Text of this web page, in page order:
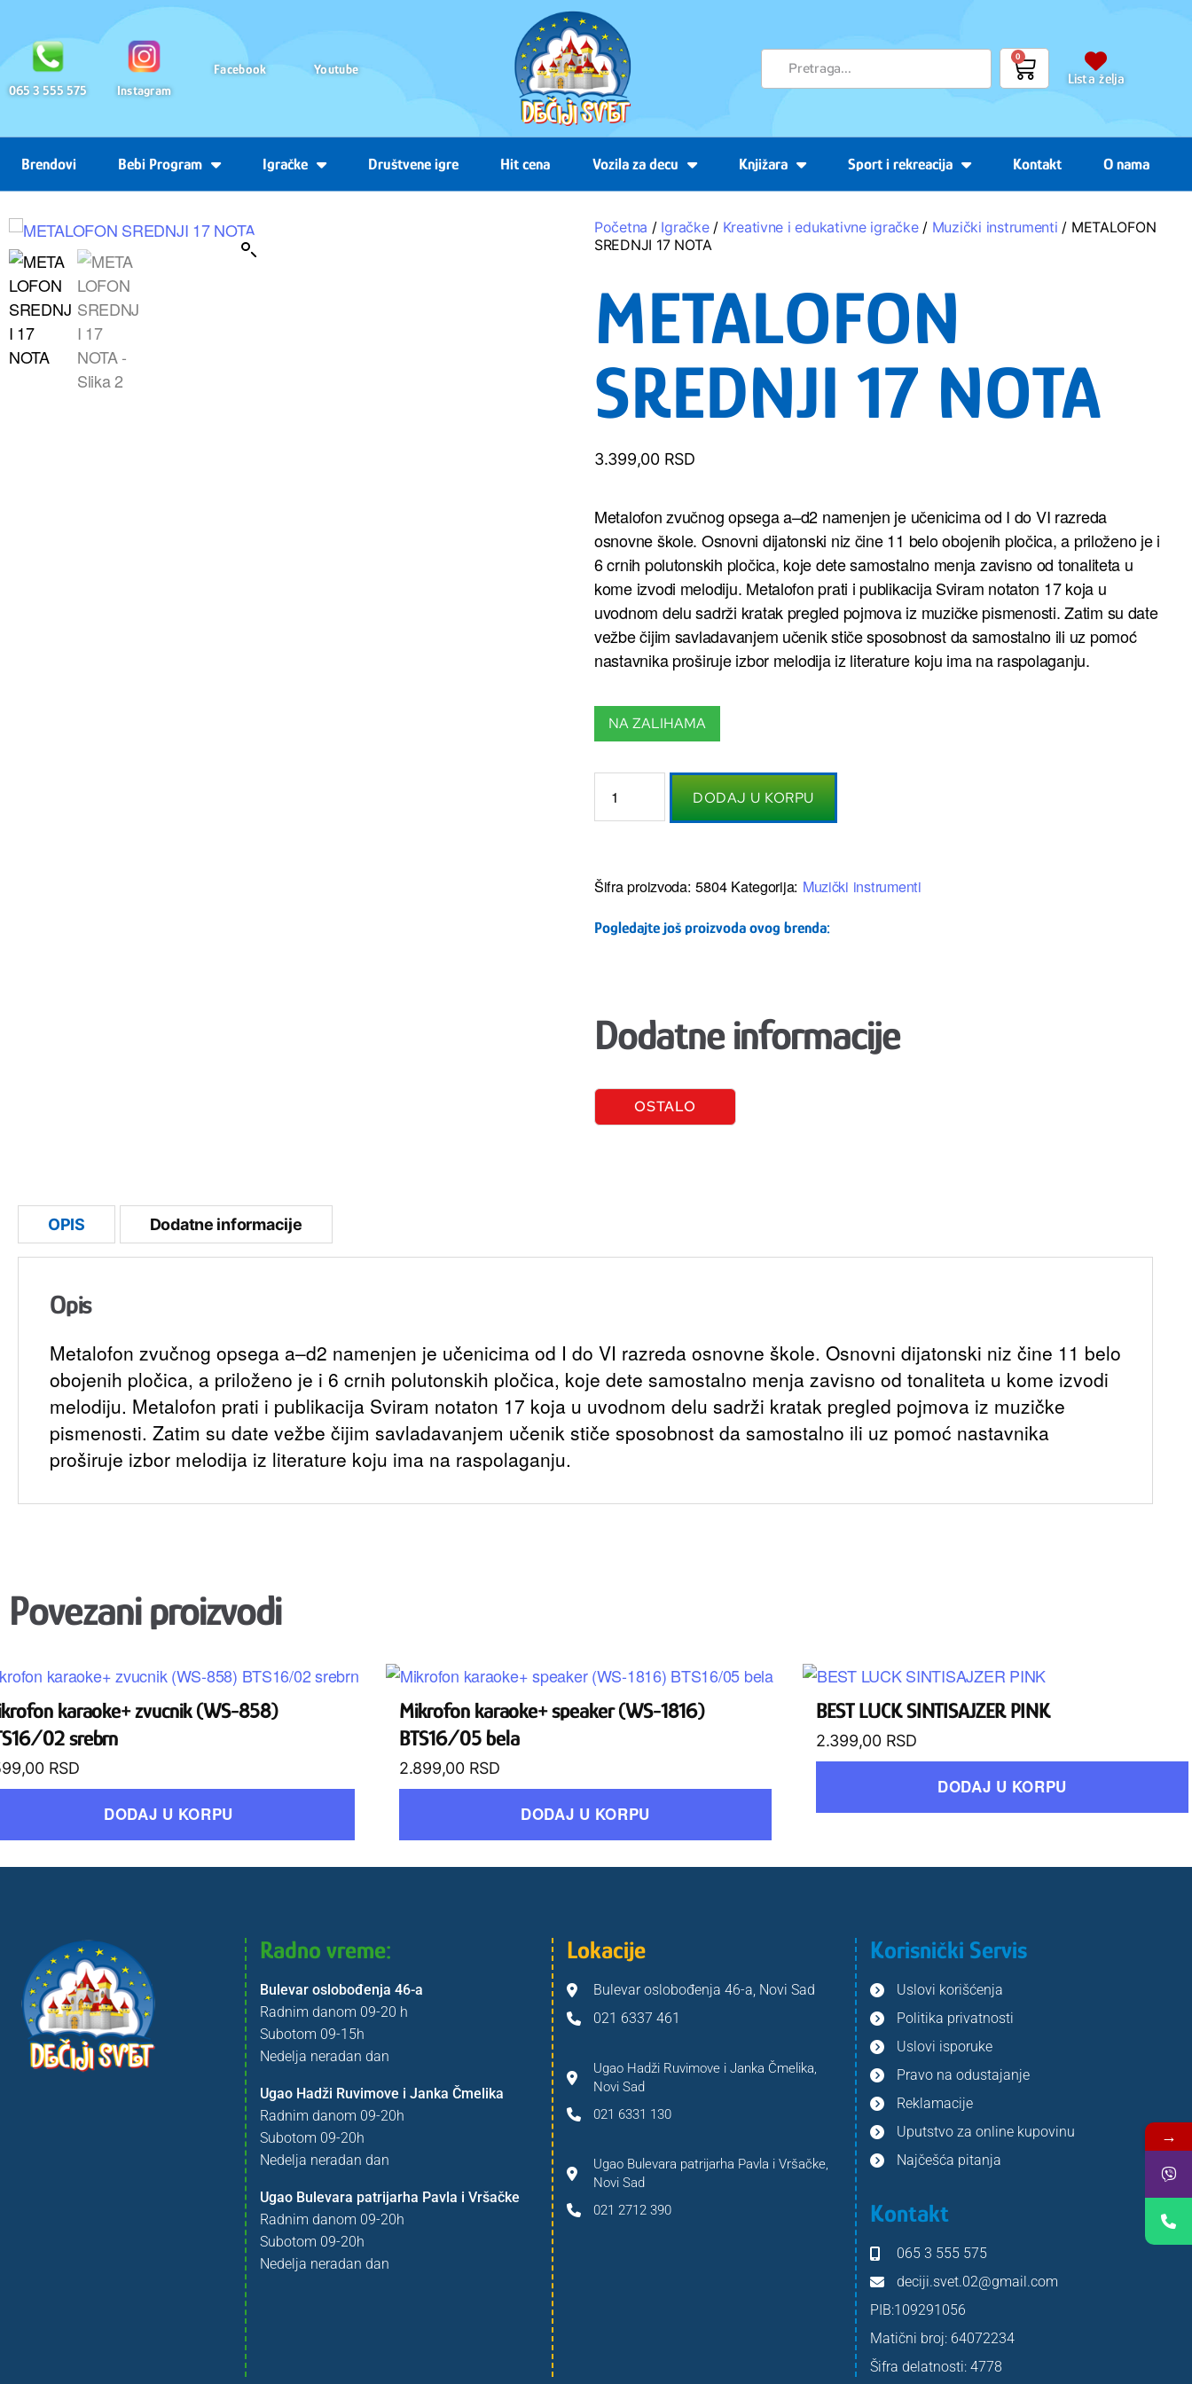
065 3 555 575 Instagram
Facebook Youtube
0
Lista želja
Brendovi Bebi Program Igračke Društvene igre Hit cena Vozila za decu Knjižara Sport i rekreacija Kontakt O nama
Početna / Igračke/ Kreativne i edukativne igračke/ Muzički instrumenti / METALOFON
SREDNJI 17 NOTA
METALOFON
SREDNJI 17 NOTA
3.399,00 RSD
Metalofon zvučnog opsega a–d2 namenjen je učenicima od I do VI razreda
osnovne škole. Osnovni dijatonski niz čine 11 belo obojenih pločica, a priloženo je i
6 crnih polutonskih pločica, koje dete samostalno menja zavisno od tonaliteta u
kome izvodi melodiju. Metalofon prati i publikacija Sviram notaton 17 koja u
uvodnom delu sadrži kratak pregled pojmova iz muzičke pismenosti. Zatim su date
vežbe čijim savladavanjem učenik stiče sposobnost da samostalno ili uz pomoć
nastavnika proširuje izbor melodija iz literature koju ima na raspolaganju.
NA ZALIHAMA
DODAJ U KORPU
Šifra proizvoda:5804 Kategorija: Muzički instrumenti
Pogledajte još proizvoda ovog brenda:
Dodatne informacije
OSTALO
OPIS Dodatne informacije
Opis
Metalofon zvučnog opsega a–d2 namenjen je učenicima od I do VI razreda osnovne škole. Osnovni dijatonski niz čine 11 belo
obojenih pločica, a priloženo je i 6 crnih polutonskih pločica, koje dete samostalno menja zavisno od tonaliteta u kome izvodi
melodiju. Metalofon prati i publikacija Sviram notaton 17 koja u uvodnom delu sadrži kratak pregled pojmova iz muzičke
pismenosti. Zatim su date vežbe čijim savladavanjem učenik stiče sposobnost da samostalno ili uz pomoć nastavnika
proširuje izbor melodija iz literature koju ima na raspolaganju.
Povezani proizvodi
karaoke+ zvucnik (WS-858)
02 srebrn
RSD
DODAJ U KORPU
Mikrofon karaoke+ speaker (WS-1816)
BTS16/05 bela
2.899,00 RSD
DODAJ U KORPU
BEST LUCK SINTISAJZER PINK
2.399,00 RSD
DODAJ U KORPU
Radno vreme:
Bulevar oslobođenja 46-a
Radnim danom 09-20 h
Subotom 09-15h
Nedelja neradan dan
Ugao Hadži Ruvimove i Janka Čmelika
Radnim danom 09-20h
Subotom 09-20h
Nedelja neradan dan
Ugao Bulevara patrijarha Pavla i Vršačke
Radnim danom 09-20h
Subotom 09-20h
Nedelja neradan dan
Lokacije
Bulevar oslobođenja 46-a, Novi Sad
021 6337 461
Ugao Hadži Ruvimove i Janka Čmelika,
Novi Sad
021 6331 130
Ugao Bulevara patrijarha Pavla i Vršačke,
Novi Sad
021 2712 390
Korisnički Servis
Uslovi korišćenja
Politika privatnosti
Uslovi isporuke
Pravo na odustajanje
Reklamacije
Uputstvo za online kupovinu
Najčešća pitanja
Kontakt
065 3 555 575
deciji.svet.02@gmail.com
PIB:109291056
Matični broj: 64072234
Šifra delatnosti: 4778
→